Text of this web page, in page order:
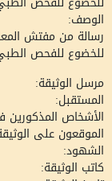
الوصف:
رسالة من مفتش
للخضوع للفحص
مرسل الوثيقة:
المستقبل:
الأشخاص المذكورين
الموقعون على
الشهود:
كاتب الوثيقة: